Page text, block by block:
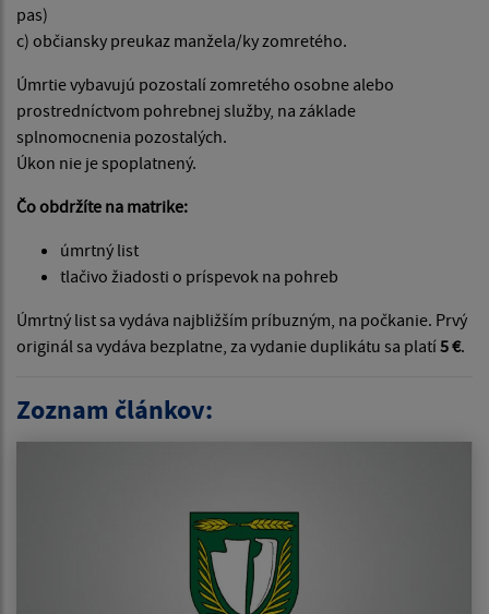
pas)
c) občiansky preukaz manžela/ky zomretého.
Úmrtie vybavujú pozostalí zomretého osobne alebo
prostredníctvom pohrebnej služby, na základe
splnomocnenia pozostalých.
Úkon nie je spoplatnený.
Čo obdržíte na matrike:
úmrtný list
tlačivo žiadosti o príspevok na pohreb
Úmrtný list sa vydáva najbližším príbuzným, na počkanie. Prvý
originál sa vydáva bezplatne, za vydanie duplikátu sa platí5 €.
Zoznam článkov: